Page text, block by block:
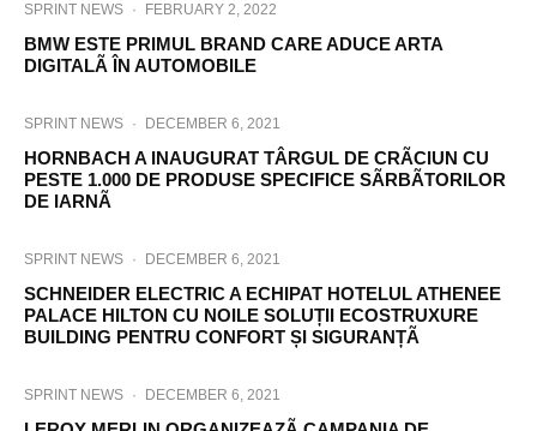
SPRINT NEWS · FEBRUARY 2, 2022
BMW ESTE PRIMUL BRAND CARE ADUCE ARTA
DIGITALÃ ÎN AUTOMOBILE
SPRINT NEWS · DECEMBER 6, 2021
HORNBACH A INAUGURAT TÂRGUL DE CRÃCIUN CU
PESTE 1.000 DE PRODUSE SPECIFICE SÃRBÃTORILOR
DE IARNÃ
SPRINT NEWS · DECEMBER 6, 2021
SCHNEIDER ELECTRIC A ECHIPAT HOTELUL ATHENEE
PALACE HILTON CU NOILE SOLUȚII ECOSTRUXURE
BUILDING PENTRU CONFORT ȘI SIGURANȚÃ
SPRINT NEWS · DECEMBER 6, 2021